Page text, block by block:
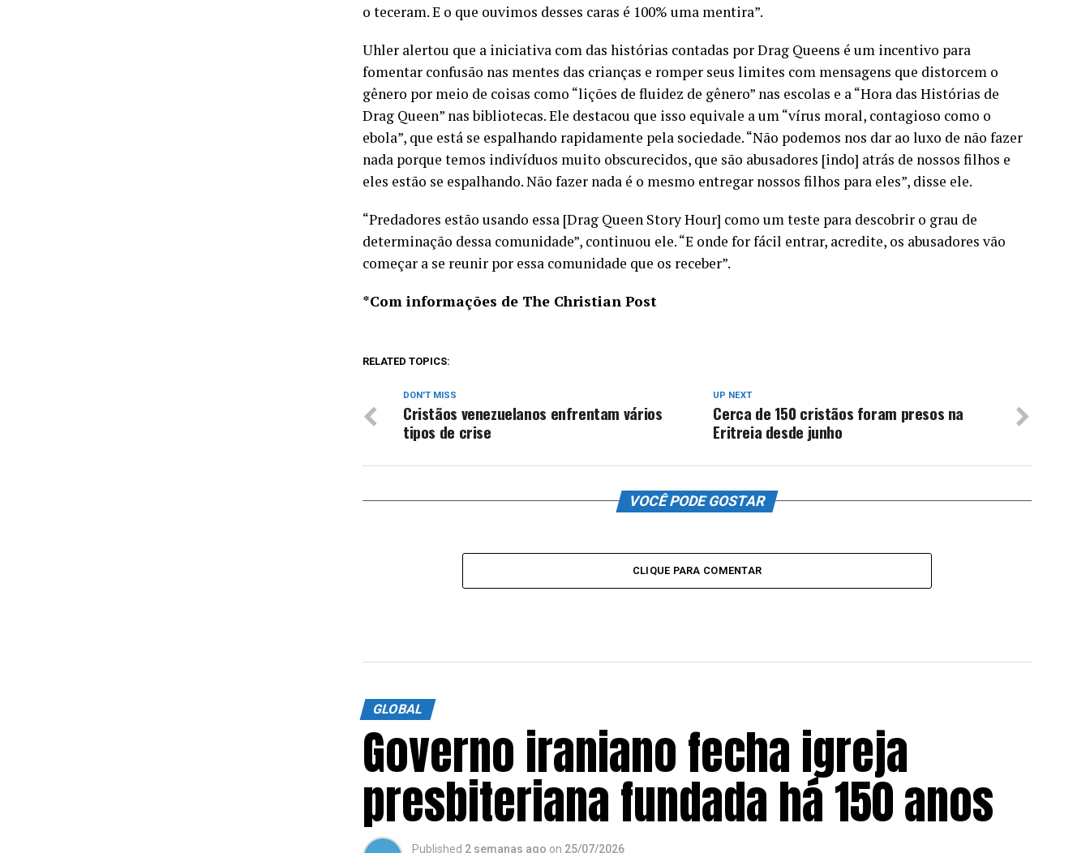
o teceram. E o que ouvimos desses caras é 100% uma mentira”.
Uhler alertou que a iniciativa com das histórias contadas por Drag Queens é um incentivo para
fomentar confusão nas mentes das crianças e romper seus limites com mensagens que distorcem o
gênero por meio de coisas como “lições de fluidez de gênero” nas escolas e a “Hora das Histórias de
Drag Queen” nas bibliotecas. Ele destacou que isso equivale a um “vírus moral, contagioso como o
ebola”, que está se espalhando rapidamente pela sociedade. “Não podemos nos dar ao luxo de não fazer
nada porque temos indivíduos muito obscurecidos, que são abusadores [indo] atrás de nossos filhos e
eles estão se espalhando. Não fazer nada é o mesmo entregar nossos filhos para eles”, disse ele.
“Predadores estão usando essa [Drag Queen Story Hour] como um teste para descobrir o grau de
determinação dessa comunidade”, continuou ele. “E onde for fácil entrar, acredite, os abusadores vão
começar a se reunir por essa comunidade que os receber”.
*Com informações de The Christian Post
RELATED TOPICS:
UP NEXT
Cerca de 150 cristãos foram presos na
Eritreia desde junho
DON'T MISS
Cristãos venezuelanos enfrentam vários
tipos de crise
VOCÊ PODE GOSTAR
CLIQUE PARA COMENTAR
GLOBAL
Governo iraniano fecha igreja
presbiteriana fundada há 150 anos
Published 2 semanas ago on 25/07/2026